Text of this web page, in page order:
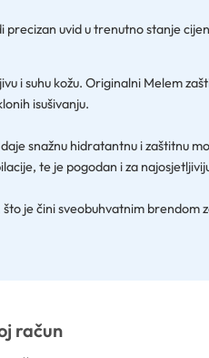
uvid u trenutno stanje
i suhu kožu. Originalni Melem
isušivanju.
snažnu hidratantnu i zaštitnu
te je pogodan i za
je čini sveobuhvatnim brendom
račun